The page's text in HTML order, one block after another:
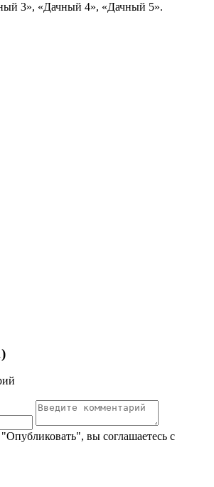
3», «Дачный 4», «Дачный 5».
вы соглашаетесь с